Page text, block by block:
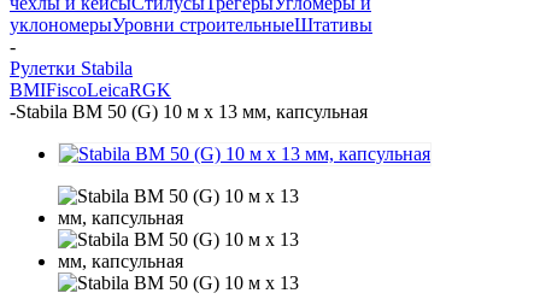
уклономерыУровни строительныеШтативы
-
Рулетки Stabila
BMIFiscoLeicaRGK
-Stabila BM 50 (G) 10 м x 13 мм, капсульная